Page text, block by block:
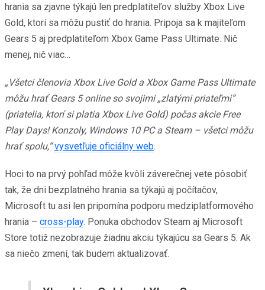
hrania sa zjavne týkajú len predplatiteľov služby Xbox Live
Gold, ktorí sa môžu pustiť do hrania. Pripoja sa k majiteľom
Gears 5 aj predplatiteľom Xbox Game Pass Ultimate. Nič
menej, nič viac…
„Všetci členovia Xbox Live Gold a Xbox Game Pass Ultimate
môžu hrať Gears 5 online so svojimi „zlatými priateľmi“
(priatelia, ktorí si platia Xbox Live Gold) počas akcie Free
Play Days! Konzoly, Windows 10 PC a Steam – všetci môžu
hrať spolu,“ vysvetľuje oficiálny web.
Hoci to na prvý pohľad môže kvôli záverečnej vete pôsobiť
tak, že dni bezplatného hrania sa týkajú aj počítačov,
Microsoft tu asi len pripomína podporu medziplatformového
hrania – cross-play. Ponuka obchodov Steam aj Microsoft
Store totiž nezobrazuje žiadnu akciu týkajúcu sa Gears 5. Ak
sa niečo zmení, tak budem aktualizovať.